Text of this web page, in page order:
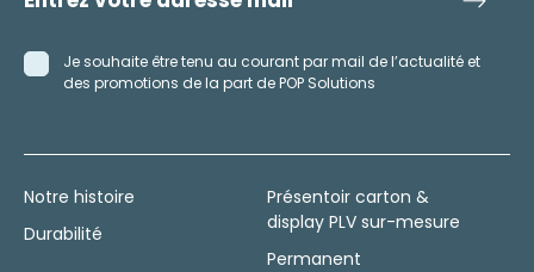
Je souhaite être tenu au courant par mail de l’actualité et
des promotions de la part de POP Solutions
Notre histoire
Durabilité
Présentoir carton &
display PLV sur-mesure
Permanent